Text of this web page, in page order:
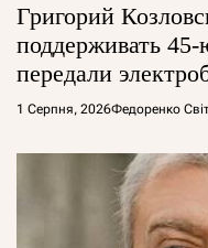
Григорий
поддерживать
передали
1 Серпня, 2026Федоренко